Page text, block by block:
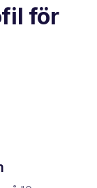
för